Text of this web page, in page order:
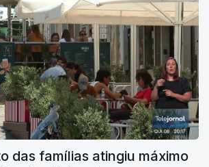
das famílias atingiu máximo